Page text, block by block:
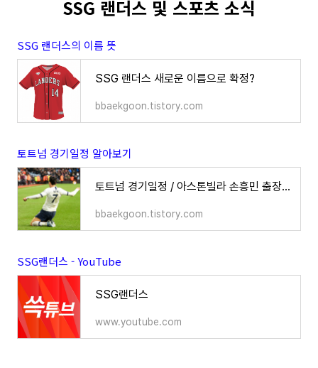
SSG 랜더스 및 스포츠 소식
SSG 랜더스의 이름 뜻
SSG 랜더스 새로운 이름으로 확정?
bbaekgoon.tistory.com
토트넘 경기일정 알아보기
토트넘 경기일정 / 아스톤빌라 손흥민 출장여부 중계방송보기
bbaekgoon.tistory.com
SSG랜더스 - YouTube
SSG랜더스
www.youtube.com